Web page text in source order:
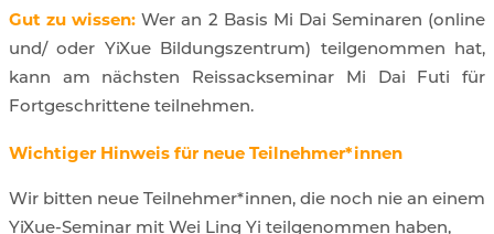
Gut zu wissen: Wer an 2 Basis Mi Dai Seminaren (online
und/ oder YiXue Bildungszentrum) teilgenommen hat,
kann am nächsten Reissackseminar Mi Dai Futi für
Fortgeschrittene teilnehmen.
Wichtiger Hinweis für neue Teilnehmer*innen
Wir bitten neue Teilnehmer*innen, die noch nie an einem
YiXue-Seminar mit Wei Ling Yi teilgenommen haben,